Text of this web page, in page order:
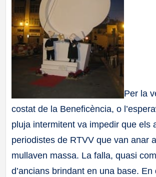
Per la
costat de la Beneficència, o
pluja intermitent va impedir que els
periodistes de RTVV que van anar
mullaven massa. La falla, quasi
d’ancians brindant en una base.